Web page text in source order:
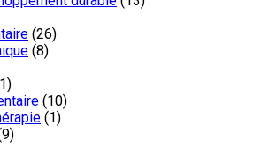
(26)
(8)
(10)
(1)